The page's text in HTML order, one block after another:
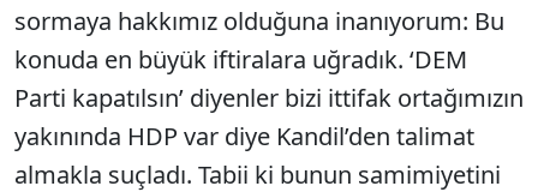
sormaya hakkımız olduğuna inanıyorum: Bu
konuda en büyük iftiralara uğradık. ‘DEM
Parti kapatılsın’ diyenler bizi ittifak ortağımızın
yakınında HDP var diye Kandil’den talimat
almakla suçladı. Tabii ki bunun samimiyetini